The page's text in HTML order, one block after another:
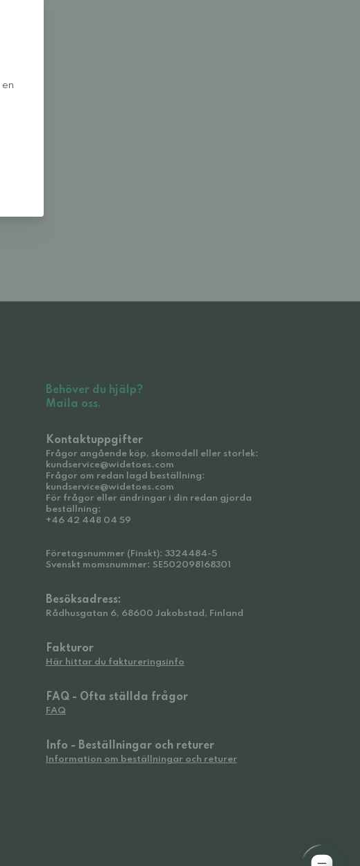
Behöver du hjälp?
Maila oss.
Kontaktuppgifter
Frågor angående köp, skomodell eller storlek:
kundservice@widetoes.com
Frågor om redan lagd beställning:
kundservice@widetoes.com
För frågor eller ändringar i din redan gjorda
beställning:
+46 42 448 04 59
Företagsnummer (Finskt): 3324484-5
Svenskt momsnummer: SE502098168301
Besöksadress:
Rådhusgatan 6, 68600 Jakobstad, Finland
Fakturor
Här hittar du faktureringsinfo
FAQ - Ofta ställda frågor
FAQ
Info - Beställningar och returer
Information om beställningar och returer
en